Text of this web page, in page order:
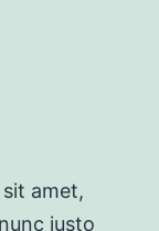
amet,
justo